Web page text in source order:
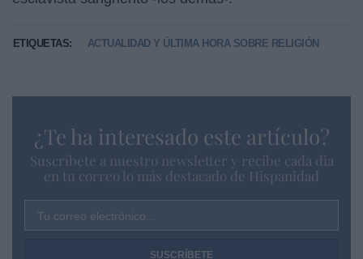
ETIQUETAS: ACTUALIDAD Y ÚLTIMA HORA SOBRE RELIGIÓN
¿Te ha interesado este artículo?
Suscríbete a nuestro newsletter y recibe cada dia
en tu correo lo más destacado de Hispanidad
Tu correo electrónico...